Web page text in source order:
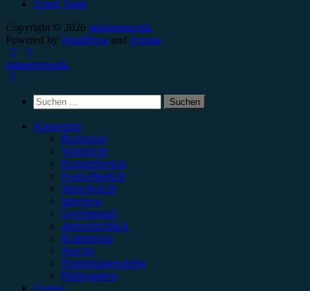
Unser Team
Copyright © 2026 minutenmusik..
Powered by WordPress und Arouse.
minutenmusik.
Suchen
nach:
Kategorien
Rezension
Vorbericht
Konzertbericht
Festivalbericht
Showbericht
Interview
Gewinnspiel
Jahresrückblick
Kommentar
Special
Erinnerungswürdig
Bildergalerie
Genres